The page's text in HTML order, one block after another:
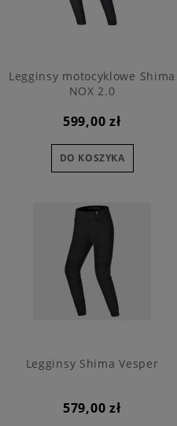
Legginsy motocyklowe Shima
NOX 2.0
599,00 zł
DO KOSZYKA
Legginsy Shima Vesper
579,00 zł